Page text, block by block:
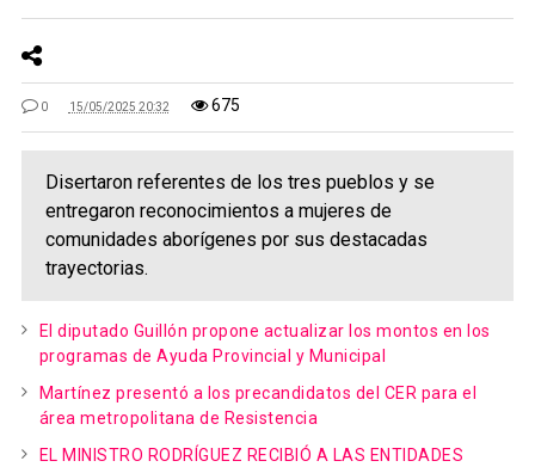
0 15/05/2025 20:32 675
Disertaron referentes de los tres pueblos y se
entregaron reconocimientos a mujeres de
comunidades aborígenes por sus destacadas
trayectorias.
El diputado Guillón propone actualizar los montos en los
programas de Ayuda Provincial y Municipal
Martínez presentó a los precandidatos del CER para el
área metropolitana de Resistencia
EL MINISTRO RODRÍGUEZ RECIBIÓ A LAS ENTIDADES